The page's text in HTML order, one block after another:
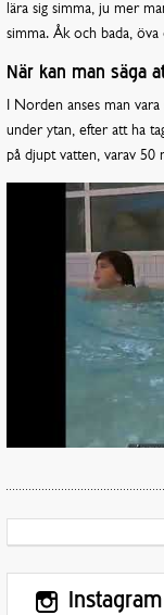
lära sig simma, ju mer
simma. Åk och bada, öva
När kan man säga
I Norden anses man
under ytan, efter att ha
på djupt vatten, varav 50
Instagram